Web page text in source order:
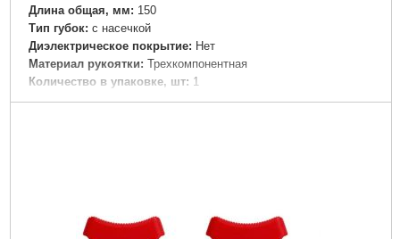
Длина общая, мм: 150
Тип губок: с насечкой
Диэлектрическое покрытие: Нет
Материал рукоятки: Трехкомпонентная
Количество в упаковке, шт: 1